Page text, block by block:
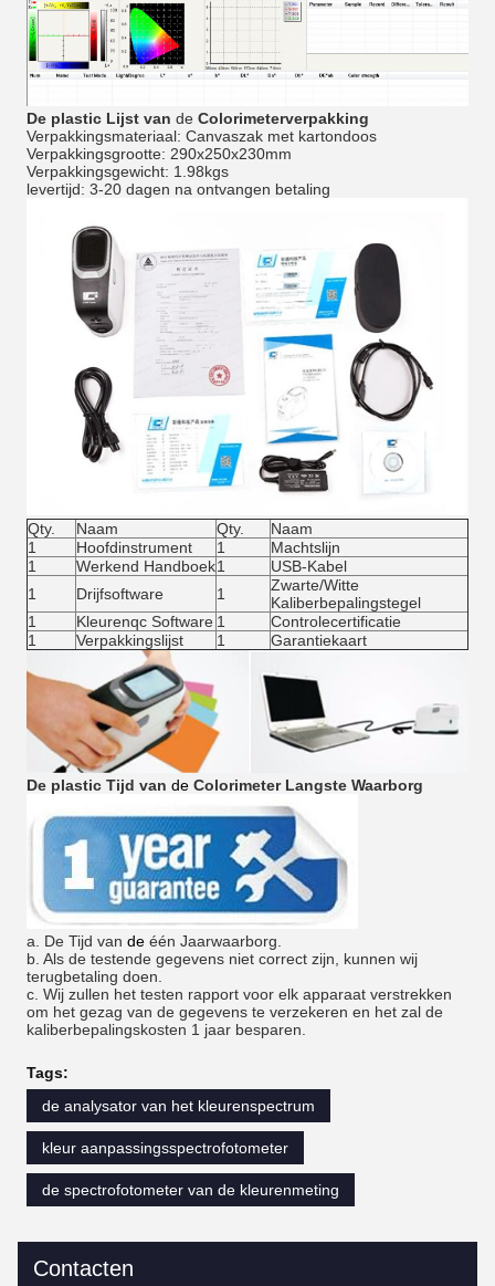
De plastic Lijst van de Colorimeterverpakking
Verpakkingsmateriaal: Canvaszak met kartondoos
Verpakkingsgrootte: 290x250x230mm
Verpakkingsgewicht: 1.98kgs
levertijd: 3-20 dagen na ontvangen betaling
Qty. Naam Qty.
Naam
1
Hoofdinstrument 1
Machtslijn
1
Werkend Handboek1
USB-Kabel
1
Drijfsoftware 1
Zwarte/Witte
Kaliberbepalingstegel
1
Kleurenqc Software 1
Controlecertificatie
1
Verpakkingslijst 1 Garantiekaart
De plastic Tijd van de Colorimeter Langste Waarborg
a. De Tijd van de één Jaarwaarborg.
b. Als de testende gegevens niet correct zijn, kunnen wij
terugbetaling doen.
c. Wij zullen het testen rapport voor elk apparaat verstrekken
om het gezag van de gegevens te verzekeren en het zal de
kaliberbepalingskosten 1 jaar besparen.
Tags:
de analysator van het kleurenspectrum
kleur aanpassingsspectrofotometer
de spectrofotometer van de kleurenmeting
Contacten